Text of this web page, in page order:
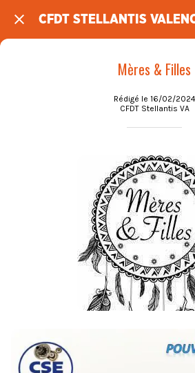
CFDT STELLANTIS
Mères & Filles
Rédigé le 16/02/2024
CFDT Stellantis VA